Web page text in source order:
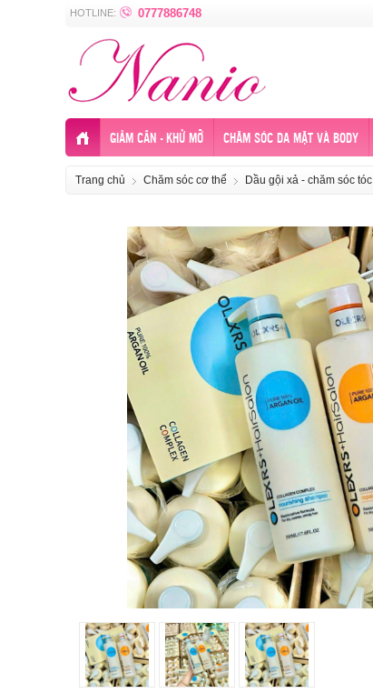
HOTLINE: 0777886748
GIẢM CÂN - KHỬ MỠ CHĂM SÓC DA MẶT VÀ BODY
Trang chủ Chăm sóc cơ thể Dầu gội xả - chăm sóc tóc